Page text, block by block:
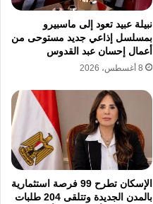
نبيلة عبيد تعود إلى ماسبيرو
بمسلسل إذاعي جديد مستوحى من
أعمال إحسان عبد القدوس
8 أغسطس، 2026
الإسكان تطرح 99 فرصة استثمارية
بالمدن الجديدة وتتلقى 204 طلبات